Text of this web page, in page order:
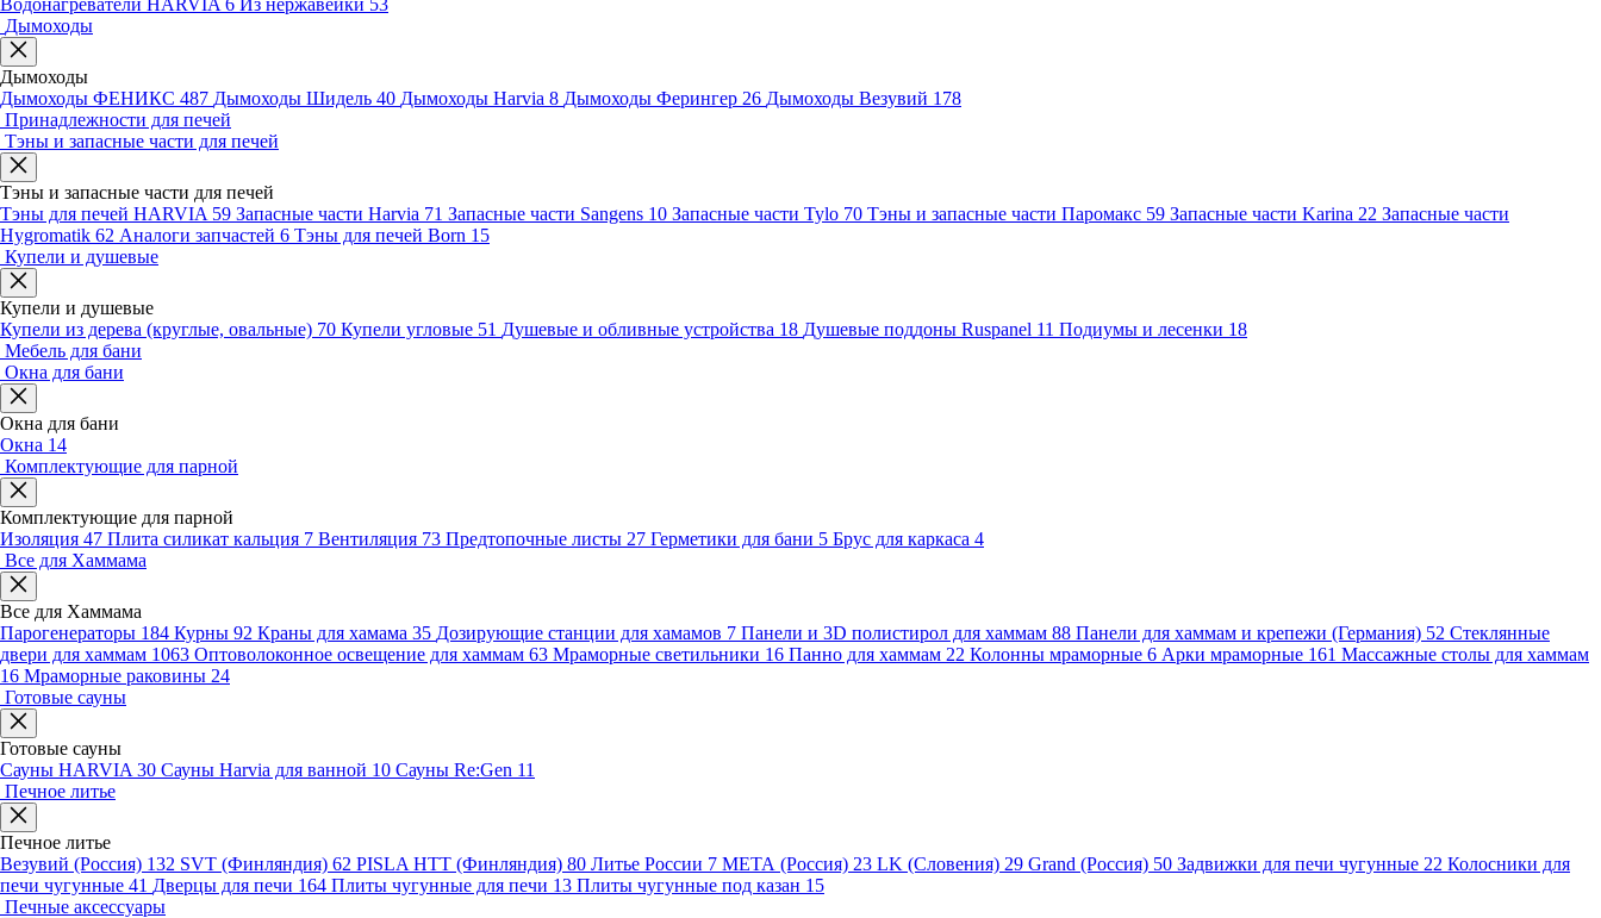
Водонагреватели HARVIA 6 Из нержавейки 53
Дымоходы
Дымоходы
Дымоходы ФЕНИКС 487 Дымоходы Шидель 40 Дымоходы Harvia 8 Дымоходы Ферингер 26 Дымоходы Везувий 178
Принадлежности для печей
Тэны и запасные части для печей
Тэны и запасные части для печей
Тэны для печей HARVIA 59 Запасные части Harvia 71 Запасные части Sangens 10 Запасные части Tylo 70 Тэны и запасные части Паромакс 59 Запасные части Karina 22 Запасные части
Hygromatik 62 Аналоги запчастей 6 Тэны для печей Born 15
Купели и душевые
Купели и душевые
Купели из дерева (круглые, овальные) 70 Купели угловые 51 Душевые и обливные устройства 18 Душевые поддоны Ruspanel 11 Подиумы и лесенки 18
Мебель для бани
Окна для бани
Окна для бани
Окна 14
Комплектующие для парной
Комплектующие для парной
Изоляция 47 Плита силикат кальция 7 Вентиляция 73 Предтопочные листы 27 Герметики для бани 5 Брус для каркаса 4
Все для Хаммама
Все для Хаммама
Парогенераторы 184 Курны 92 Краны для хамама 35 Дозирующие станции для хамамов 7 Панели и 3D полистирол для хаммам 88 Панели для хаммам и крепежи (Германия) 52 Стеклянные
двери для хаммам 1063 Оптоволоконное освещение для хаммам 63 Мраморные светильники 16 Панно для хаммам 22 Колонны мраморные 6 Арки мраморные 161 Массажные столы для хаммам
16 Мраморные раковины 24
Готовые сауны
Готовые сауны
Сауны HARVIA 30 Сауны Harvia для ванной 10 Сауны Re:Gen 11
Печное литье
Печное литье
Везувий (Россия) 132 SVT (Финляндия) 62 PISLA HTT (Финляндия) 80 Литье России 7 МЕТА (Россия) 23 LK (Словения) 29 Grand (Россия) 50 Задвижки для печи чугунные 22 Колосники для
печи чугунные 41 Дверцы для печи 164 Плиты чугунные для печи 13 Плиты чугунные под казан 15
Печные аксессуары